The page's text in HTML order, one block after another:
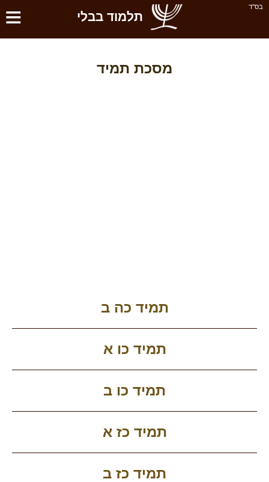
בס''ד ≡ תלמוד בבלי
מסכת תמיד
תמיד כה ב
תמיד כו א
תמיד כו ב
תמיד כז א
תמיד כז ב